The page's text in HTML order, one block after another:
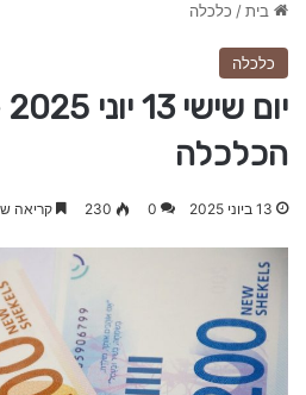
בית/ כלכלה
כלכלה
הכלכלה
13 ביוני 2025 0
230 קריאה של 4